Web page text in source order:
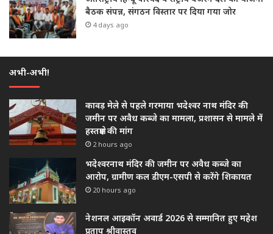
बैठक संपन्न, संगठन विस्तार पर दिया गया जोर
4 days ago
अभी-अभी!
कावड़ मेले से पहले गरमाया भदेश्वर नाथ मंदिर की
जमीन पर अवैध कब्जे का मामला, प्रशासन से मामले में
हस्तक्षेप की मांग
2 hours ago
भदेश्वरनाथ मंदिर की जमीन पर अवैध कब्जे का
आरोप, ग्रामीण कल डीएम-एसपी से करेंगे शिकायत
20 hours ago
नेशनल आइकॉन अवार्ड 2026 से सम्मानित हुए महेश
प्रताप श्रीवास्तव